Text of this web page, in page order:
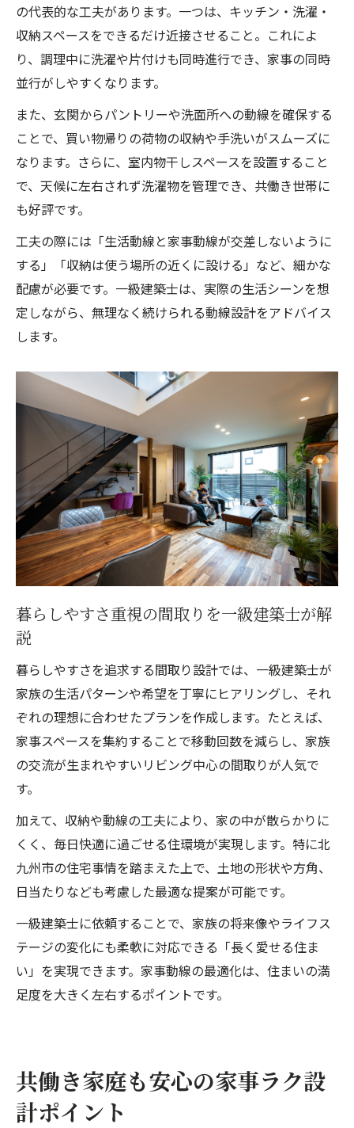
の代表的な工夫があります。一つは、キッチン・洗濯・
収納スペースをできるだけ近接させること。これによ
り、調理中に洗濯や片付けも同時進行でき、家事の同時
並行がしやすくなります。
また、玄関からパントリーや洗面所への動線を確保する
ことで、買い物帰りの荷物の収納や手洗いがスムーズに
なります。さらに、室内物干しスペースを設置すること
で、天候に左右されず洗濯物を管理でき、共働き世帯に
も好評です。
工夫の際には「生活動線と家事動線が交差しないように
する」「収納は使う場所の近くに設ける」など、細かな
配慮が必要です。一級建築士は、実際の生活シーンを想
定しながら、無理なく続けられる動線設計をアドバイス
します。
暮らしやすさ重視の間取りを一級建築士が解
説
暮らしやすさを追求する間取り設計では、一級建築士が
家族の生活パターンや希望を丁寧にヒアリングし、それ
ぞれの理想に合わせたプランを作成します。たとえば、
家事スペースを集約することで移動回数を減らし、家族
の交流が生まれやすいリビング中心の間取りが人気で
す。
加えて、収納や動線の工夫により、家の中が散らかりに
くく、毎日快適に過ごせる住環境が実現します。特に北
九州市の住宅事情を踏まえた上で、土地の形状や方角、
日当たりなども考慮した最適な提案が可能です。
一級建築士に依頼することで、家族の将来像やライフス
テージの変化にも柔軟に対応できる「長く愛せる住ま
い」を実現できます。家事動線の最適化は、住まいの満
足度を大きく左右するポイントです。
共働き家庭も安心の家事ラク設
計ポイント